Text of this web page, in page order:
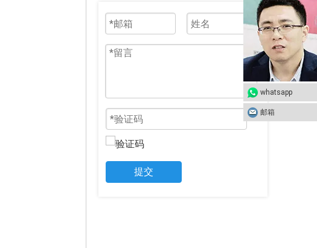
提交
whatsapp
邮箱